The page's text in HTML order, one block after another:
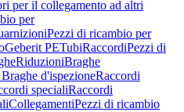
per il collegamento ad altri
per
Pezzi di ricambio per
Geberit PETubiRaccordiPezzi di
RiduzioniBraghe
d'ispezioneRaccordi
specialiRaccordi
CollegamentiPezzi di ricambio